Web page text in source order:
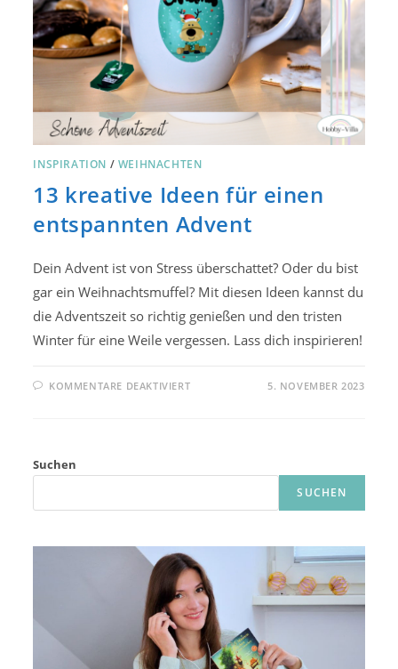
INSPIRATION / WEIHNACHTEN
13 kreative Ideen für einen
entspannten Advent
Dein Advent ist von Stress überschattet? Oder du bist
gar ein Weihnachtsmuffel? Mit diesen Ideen kannst du
die Adventszeit so richtig genießen und den tristen
Winter für eine Weile vergessen. Lass dich inspirieren!
KOMMENTARE DEAKTIVIERTFÜR 5. NOVEMBER 2023
Suchen
SUCHEN